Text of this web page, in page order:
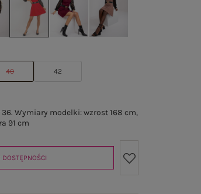
40 42
Wymiary modelki: wzrost 168 cm,
91 cm